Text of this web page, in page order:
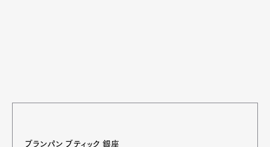
ブランパン ブティック 銀座